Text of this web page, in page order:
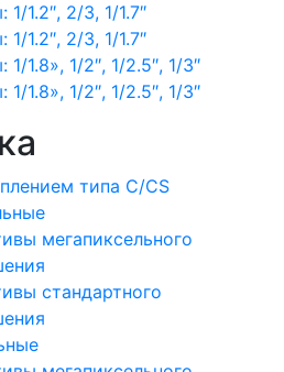
1.2″, 2/3, 1/1.7″
1.2″, 2/3, 1/1.7″
1.8», 1/2″, 1/2.5″, 1/3″
1.8», 1/2″, 1/2.5″, 1/3″
типа C/CS
мегапиксельного
стандартного